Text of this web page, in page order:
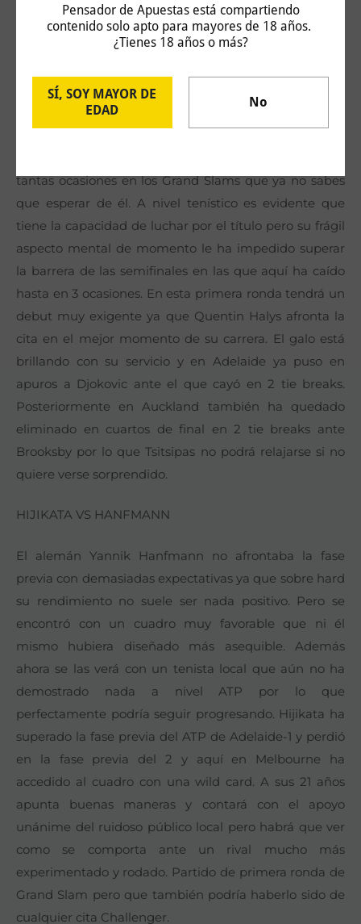
Pensador de Apuestas está compartiendo
contenido solo apto para mayores de 18 años.
¿Tienes 18 años o más?
SÍ, SOY MAYOR DE
EDAD
No
entidad como para verle a estas cuotas tan
descabelladas.
Cuando se disputa una cita de estas características
tantas ocasiones en los Grand Slams que ya no sabes
que esperar de él. A nivel tenístico es evidente que
tiene la capacidad de luchar por el título pero su frágil
aspecto mental de momento le ha impedido superar
la barrera de las semifinales en las que aquí ha caído
hasta en 3 ocasiones. En esta primera ronda tendrá un
debut muy exigente ya que Quentin Halys afronta la
cita en el mejor momento de su carrera. El galo está
brillando con su servicio y en Adelaide ya puso en
apuros a Djokovic ante el que cayó en 2 tie breaks.
Posteriormente en Auckland también ha quedado
eliminado en cuartos de final en 2 tie breaks ante
Brooksby por lo que Tsitsipas no podrá relajarse si no
quiere verse sorprendido.
HIJIKATA VS HANFMANN
El alemán Yannik Hanfmann no afrontaba la fase
previa con demasiadas expectativas ya que sobre hard
su rendimiento no suele ser nada positivo. Pero se
encontró con un cuadro muy favorable que ni él
mismo hubiera diseñado más asequible. Además
ahora se las verá con un tenista local que aún no ha
demostrado nada a nivel ATP por lo que
perfectamente podría seguir progresando. Hijikata ha
superado la fase previa del ATP de Adelaide-1 y perdió
en la fase previa del 2 y aquí en Melbourne ha
accedido al cuadro con una wild card. A sus 21 años
apunta buenas maneras y contará con el apoyo
unánime del ruidoso público local pero habrá que ver
como se comporta ante un rival mucho más
experimentado y rodado. Partido de primera ronda de
Grand Slam pero que también podría haberlo sido de
cualquier cita Challenger.